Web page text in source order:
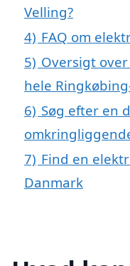
Velling?
4) FAQ om
5) Oversigt
hele
6) Søg efter en
7) Find en
Danmark